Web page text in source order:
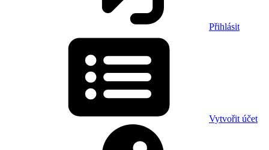
Přihlásit
Vytvořit účet